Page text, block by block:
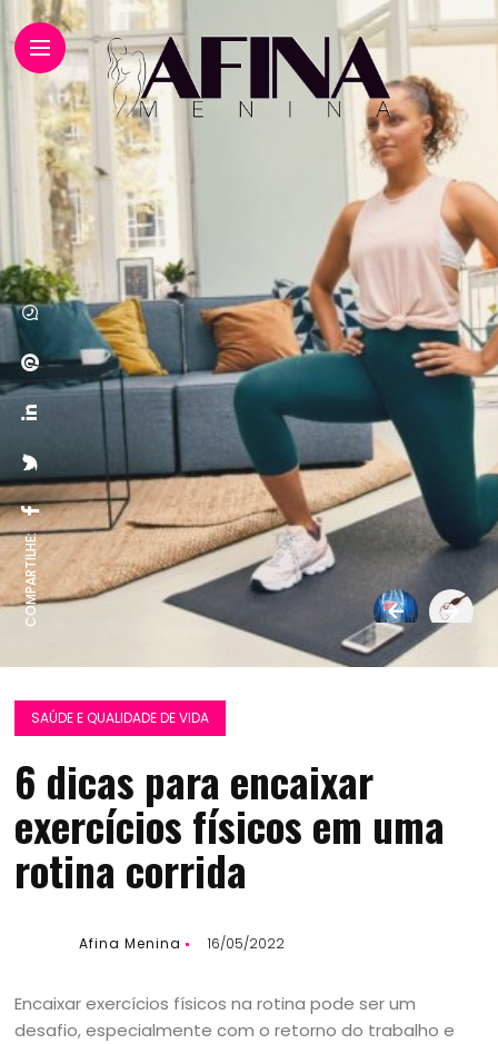
COMPARTILHE:
SAÚDE E QUALIDADE DE VIDA
6 dicas para encaixar
exercícios físicos em uma
rotina corrida
Afina Menina 16/05/2022
Encaixar exercícios físicos na rotina pode ser um
desafio, especialmente com o retorno do trabalho e